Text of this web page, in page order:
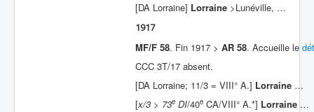
[DA Lorraine] Lorraine >Lunéville, …
1917
MF/F 58. Fin 1917 > AR 58. Accueille le
CCC 3T/17 absent.
[DA Lorraine; 11/3 = VIII° A.] Lorraine …
[x/3 > 73e DI/40e CA/VIII° A.*] Lorraine …